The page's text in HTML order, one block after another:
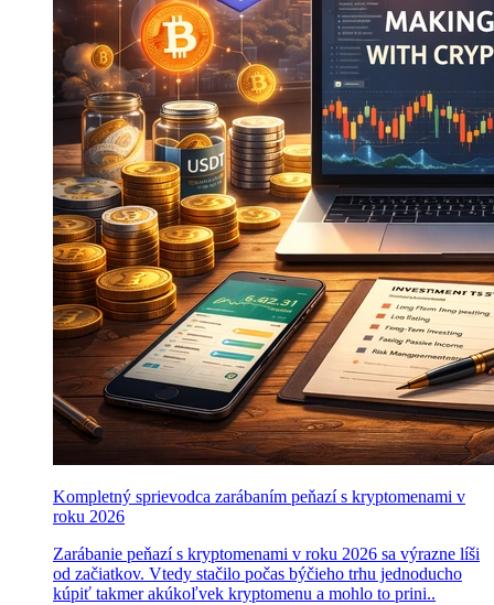
Kompletný sprievodca zarábaním peňazí s kryptomenami v
roku 2026
Zarábanie peňazí s kryptomenami v roku 2026 sa výrazne líši
od začiatkov. Vtedy stačilo počas býčieho trhu jednoducho
kúpiť takmer akúkoľvek kryptomenu a mohlo to prini..